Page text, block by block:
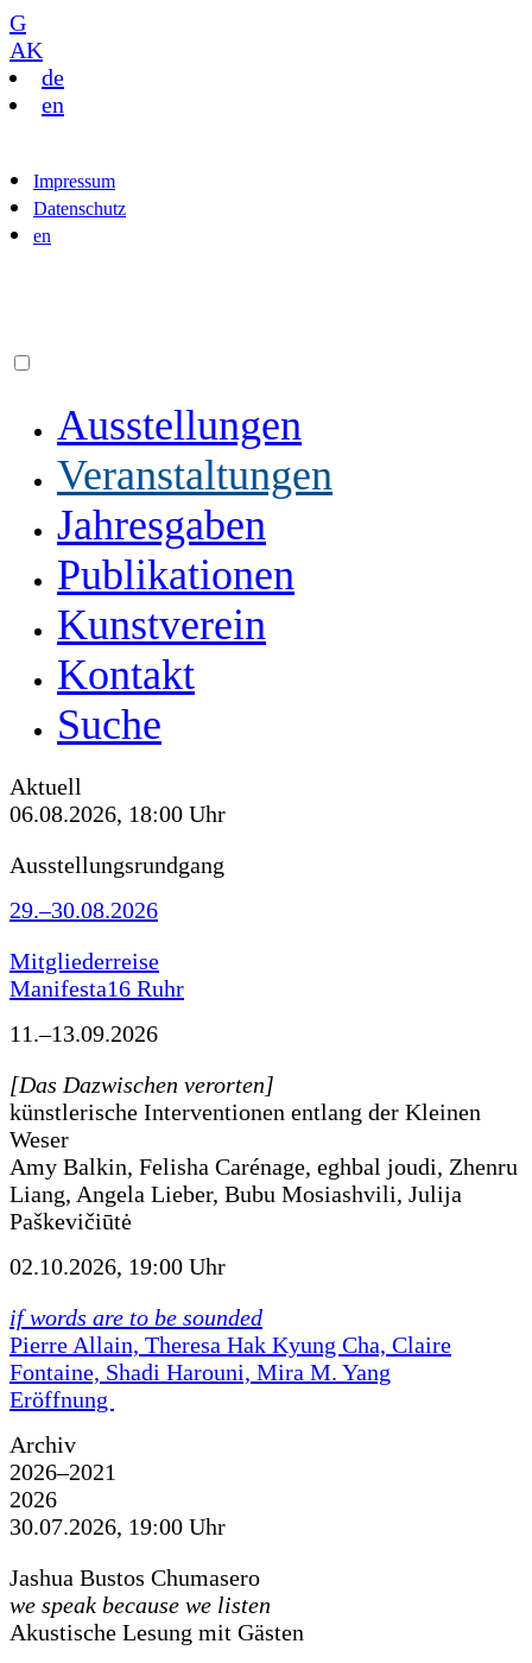
G
AK
de
en
Impressum
Datenschutz
en
Ausstellungen
Veranstaltungen
Jahresgaben
Publikationen
Kunstverein
Kontakt
Suche
Aktuell
06.08.2026, 18:00 Uhr
Ausstellungsrundgang
29.–30.08.2026
Mitgliederreise
Manifesta16 Ruhr
11.–13.09.2026
[Das Dazwischen verorten]
künstlerische Interventionen entlang der Kleinen
Weser
Amy Balkin, Felisha Carénage, eghbal joudi, Zhenru
Liang, Angela Lieber, Bubu Mosiashvili, Julija
Paškevičiūtė
02.10.2026, 19:00 Uhr
if words are to be sounded
Pierre Allain, Theresa Hak Kyung Cha, Claire
Fontaine, Shadi Harouni, Mira M. Yang
Eröffnung
Archiv
2026–2021
2026
30.07.2026, 19:00 Uhr
Jashua Bustos Chumasero
we speak because we listen
Akustische Lesung mit Gästen